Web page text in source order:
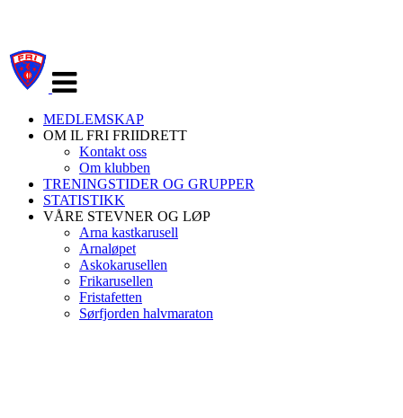
navigasjon
MEDLEMSKAP
OM IL FRI FRIIDRETT
Kontakt oss
Om klubben
TRENINGSTIDER OG GRUPPER
STATISTIKK
VÅRE STEVNER OG LØP
Arna kastkarusell
Arnaløpet
Askokarusellen
Frikarusellen
Fristafetten
Sørfjorden halvmaraton